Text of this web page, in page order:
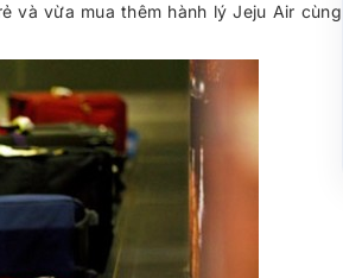
và vừa mua thêm hành lý Jeju Air cùng